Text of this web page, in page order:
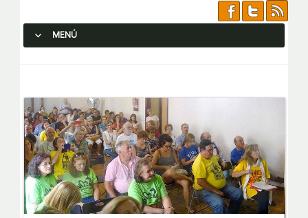
MENÚ